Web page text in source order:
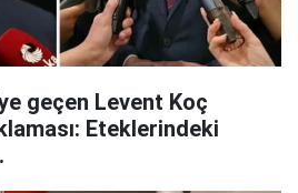
geçen Levent Koç
Eteklerindeki